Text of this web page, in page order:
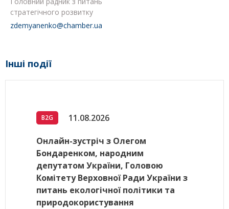
стратегічного розвитку
zdemyanenko@chamber.ua
Інші події
B2G 11.08.2026
Онлайн-зустріч з Олегом
Бондаренком, народним
депутатом України, Головою
Комітету Верховної Ради України з
питань екологічної політики та
природокористування